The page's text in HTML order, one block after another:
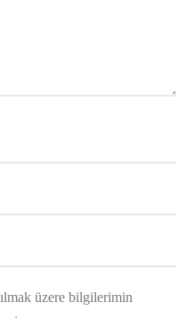
üzere bilgilerimin